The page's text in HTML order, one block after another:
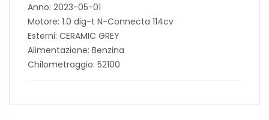
Anno: 2023-05-01
Motore: 1.0 dig-t N-Connecta 114cv
Esterni: CERAMIC GREY
Alimentazione: Benzina
Chilometraggio: 52100